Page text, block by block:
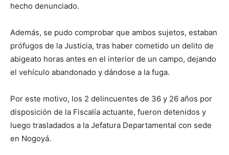
hecho denunciado.
Además, se pudo comprobar que ambos sujetos, estaban
prófugos de la Justicia, tras haber cometido un delito de
abigeato horas antes en el interior de un campo, dejando
el vehículo abandonado y dándose a la fuga.
Por este motivo, los 2 delincuentes de 36 y 26 años por
disposición de la Fiscalía actuante, fueron detenidos y
luego trasladados a la Jefatura Departamental con sede
en Nogoyá.